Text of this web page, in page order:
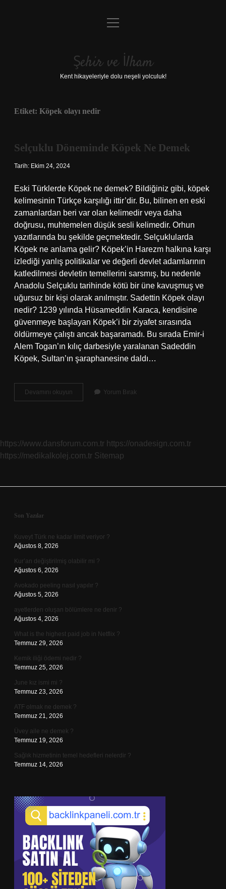
Anasayfa
Yasal Uyarı
menüyü
Şehir ve İlham
Kent hikayeleriyle dolu neşeli yolculuk!
Etiket: Köpek olayı nedir
Selçuklu Döneminde Köpek Ne Demek
Tarih: Ekim 24, 2024
Eski Türklerde Köpek ne demek? Bildiğiniz gibi, köpek
kelimesinin Türkçe karşılığı ittir’dir. Bu, bilinen en eski
zamanlardan beri var olan kelimedir veya daha
doğrusu, muhtemelen düşük sesli kelimedir. Orhun
yazıtlarında bu şekilde geçmektedir. Selçuklularda
Köpek ne anlama gelir? Köpek’in Harezm halkına karşı
izlediği yanlış politikalar ve değerli devlet adamlarının
katledilmesi devletin temellerini sarsmış, bu nedenle
Anadolu Selçuklu tarihinde kötü bir üne kavuşmuş ve
uğursuz bir kişi olarak anılmıştır. Sadettin Köpek olayı
nedir? 1239 yılında Hüsameddin Karaca, kendisine
güvenmeye başlayan Köpek’i bir ziyafet sırasında
öldürmeye çalıştı ancak başaramadı. Bu sırada Emir-i
Alem Togan’ın kılıç darbesiyle yaralanan Sadeddin
Köpek, Sultan’ın şaraphanesine daldı…
Devamını okuyun Selçuklu
Döneminde
Yorum Bırak
https://www.dansforum.com.tr https://onadesign.com.tr
https://medikalkolej.com.tr Sitemap
Sidebar
Son Yazılar
Kuveyt Türk ne kadar limit veriyor ?
Ağustos 8, 2026
Kur’an değiştirilmiş olabilir mi ?
Ağustos 6, 2026
Avokado peeling nasıl yapılır ?
Ağustos 5, 2026
ayetlerden oluşan bölümlere ne denir ?
Ağustos 4, 2026
What is the highest paid job in Netflix ?
Temmuz 29, 2026
Kemik iliği ödemi nedir ?
Temmuz 25, 2026
June kız ismi mi ?
Temmuz 23, 2026
ATF olmak ne demek ?
Temmuz 21, 2026
Üvey aile ne demek ?
Temmuz 19, 2026
Sağlık hizmetinin temel hedefleri nelerdir ?
Temmuz 14, 2026